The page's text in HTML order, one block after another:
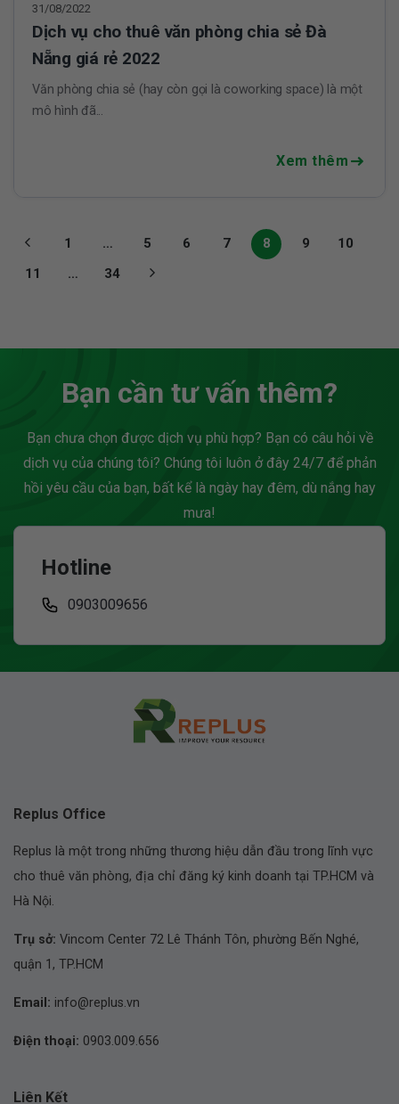
31/08/2022
Dịch vụ cho thuê văn phòng chia sẻ Đà
Nẵng giá rẻ 2022
Văn phòng chia sẻ (hay còn gọi là coworking space) là một
mô hình đã...
Xem thêm
1 … 5 6 7 8 9
10
11
… 34
Bạn cần tư vấn thêm?
Bạn chưa chọn được dịch vụ phù hợp? Bạn có câu hỏi về
dịch vụ của chúng tôi? Chúng tôi luôn ở đây 24/7 để phản
hồi yêu cầu của bạn, bất kể là ngày hay đêm, dù nắng hay
mưa!
Hotline
0903009656
Replus Office
Replus là một trong những thương hiệu dẫn đầu trong lĩnh vực
cho thuê văn phòng, địa chỉ đăng ký kinh doanh tại TP.HCM và
Hà Nội.
Trụ sở: Vincom Center 72 Lê Thánh Tôn, phường Bến Nghé,
quận 1, TP.HCM
Email: info@replus.vn
Điện thoại: 0903.009.656
Liên Kết